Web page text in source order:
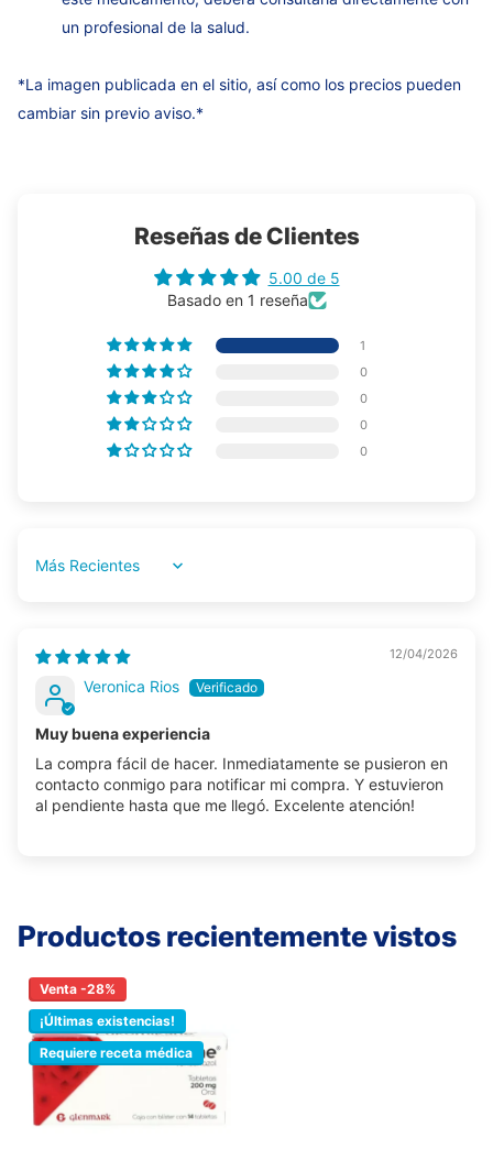
un profesional de la salud.
*La imagen publicada en el sitio, así como los precios pueden
cambiar sin previo aviso.*
Reseñas de Clientes
5.00 de 5
Basado en 1 reseña
1
0
0
0
0
Sort by
12/04/2026
Veronica Rios
Muy buena experiencia
La compra fácil de hacer. Inmediatamente se pusieron en
contacto conmigo para notificar mi compra. Y estuvieron
al pendiente hasta que me llegó. Excelente atención!
Productos recientemente vistos
Venta -28%
¡Últimas existencias!
Requiere receta médica